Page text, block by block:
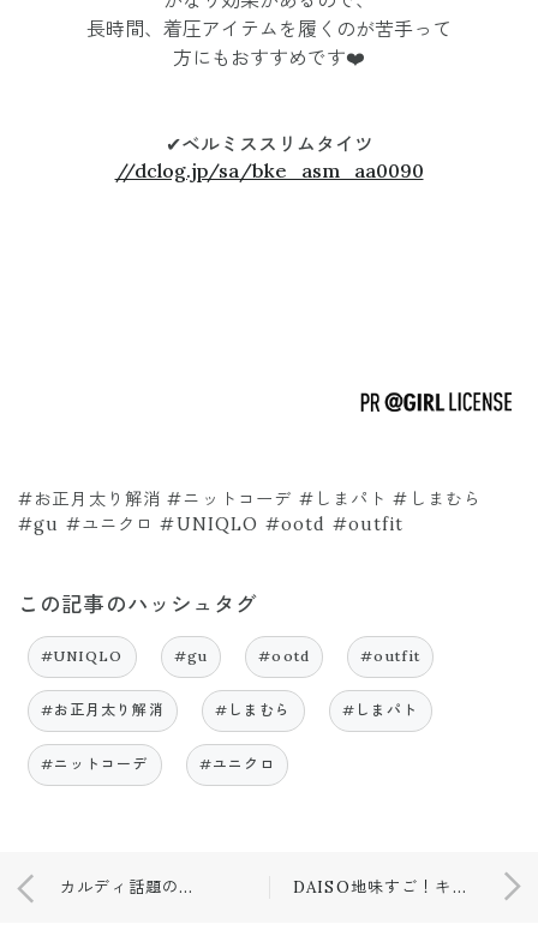
長時間、着圧アイテムを履くのが苦手って
方にもおすすめです❤️
✔︎ベルミススリムタイツ
//dclog.jp/sa/bke_asm_aa0090
#お正月太り解消 #ニットコーデ #しまパト #しまむら
#gu #ユニクロ #UNIQLO #ootd #outfit
この記事のハッシュタグ
#UNIQLO #gu #ootd #outfit
#お正月太り解消 #しまむら #しまパト
#ニットコーデ #ユニクロ
カルディ話題の商品購入❤️❤️ DAISO地味すご！キッチン便利アイテム！！！